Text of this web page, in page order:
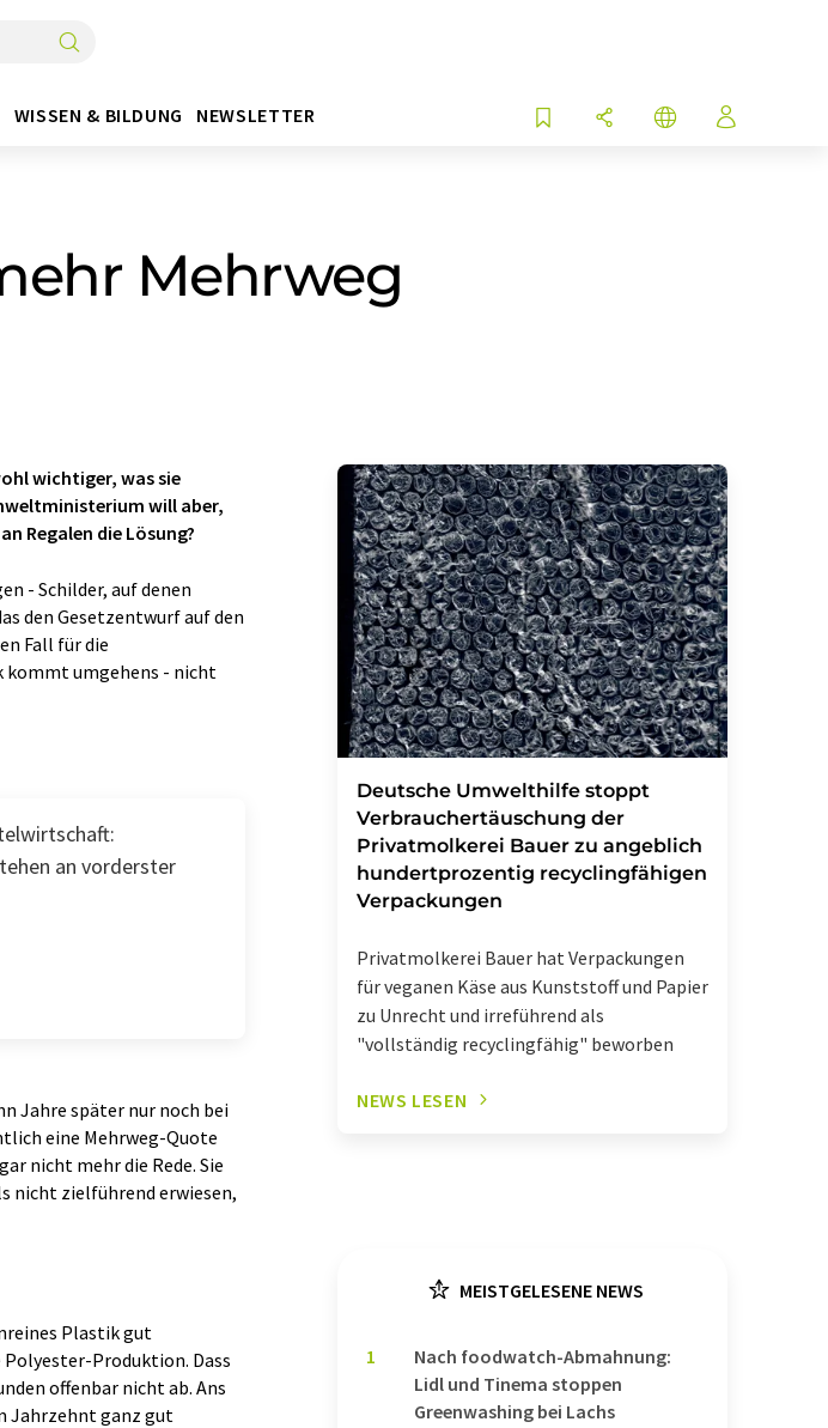
WISSEN & BILDUNG NEWSLETTER
Mehrweg
wichtiger, was sie
will aber,
Regalen die Lösung?
- Schilder, auf denen
den Gesetzentwurf auf den
Fall für die
kommt umgehens - nicht
an vorderster
Jahre später nur noch bei
eine Mehrweg-Quote
nicht mehr die Rede. Sie
nicht zielführend erwiesen,
Plastik gut
Produktion. Dass
offenbar nicht ab. Ans
Jahrzehnt ganz gut
Deutsche Umwelthilfe stoppt
Verbrauchertäuschung der
Privatmolkerei Bauer zu angeblich
hundertprozentig recyclingfähigen
Verpackungen
Privatmolkerei Bauer hat Verpackungen
für veganen Käse aus Kunststoff und Papier
zu Unrecht und irreführend als
"vollständig recyclingfähig" beworben
NEWS LESEN
MEISTGELESENE NEWS
1
Nach foodwatch-Abmahnung:
Lidl und Tinema stoppen
Greenwashing bei Lachs